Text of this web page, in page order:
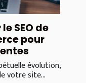
SEO de
pour
évolution,
votre site...